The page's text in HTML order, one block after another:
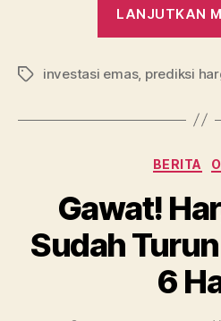
LANJUTKAN
Tag investasi emas, prediksi
BERITA
Gawat!
Sudah
6